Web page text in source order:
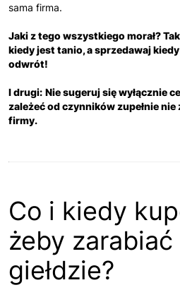
sama firma.
Jaki z tego wszystkiego morał?
kiedy jest tanio, a sprzedawaj
odwrót!
I drugi: Nie sugeruj się wyłącznie
zależeć od czynników zupełnie
firmy.
Co i kiedy
żeby zarabiać
giełdzie?